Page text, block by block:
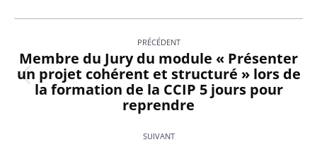
des
articles
PRÉCÉDENT
Article
précédent
:
Membre du Jury du module « Présenter
un projet cohérent et structuré » lors de
la formation de la CCIP 5 jours pour
reprendre
SUIVANT